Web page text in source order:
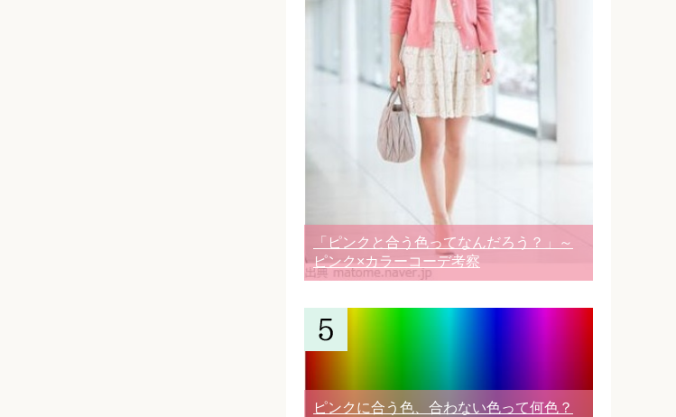
「ピンクと合う色ってなんだろう？」～
ピンク×カラーコーデ考察
ピンクに合う色、合わない色って何色？